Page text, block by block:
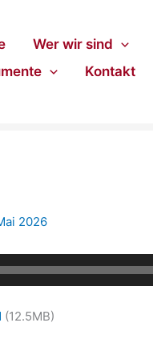
Wer wir sind
Kontakt
2026
(12.5MB)